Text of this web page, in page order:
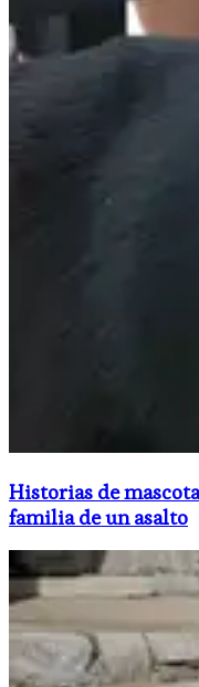
Historias de
familia de un asalto